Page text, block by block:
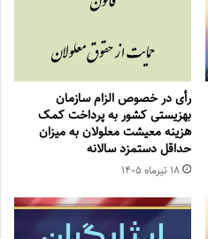
رأی در خصوص الزام سازمان
بهزیستی کشور به پرداخت کمک
هزینه معیشت معلولان به میزان
حداقل دستمزد سالانه
۱۸ تیر‌ماه ۱۴۰۵